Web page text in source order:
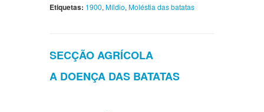
Etiquetas: 1900, Míldio, Moléstia das batatas
SECÇÃO AGRÍCOLA
A DOENÇA DAS BATATAS